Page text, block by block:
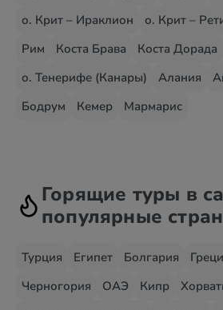
о. Крит – Ираклион
о. Крит –
Рим
Коста Брава Коста Дорада
о. Тенерифе (Канары)
Алания
Бодрум
Кемер Мармарис
Горящие туры в
популярные
Турция Египет Болгария
Черногория
ОАЭ Кипр